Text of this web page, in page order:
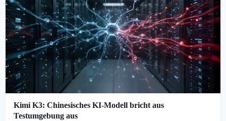
Kimi K3: Chinesisches KI-Modell bricht aus
Testumgebung aus